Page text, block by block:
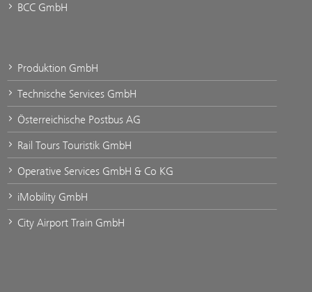
BCC GmbH
Produktion GmbH
Technische Services GmbH
Österreichische Postbus AG
Rail Tours Touristik GmbH
Operative Services GmbH & Co KG
iMobility GmbH
City Airport Train GmbH